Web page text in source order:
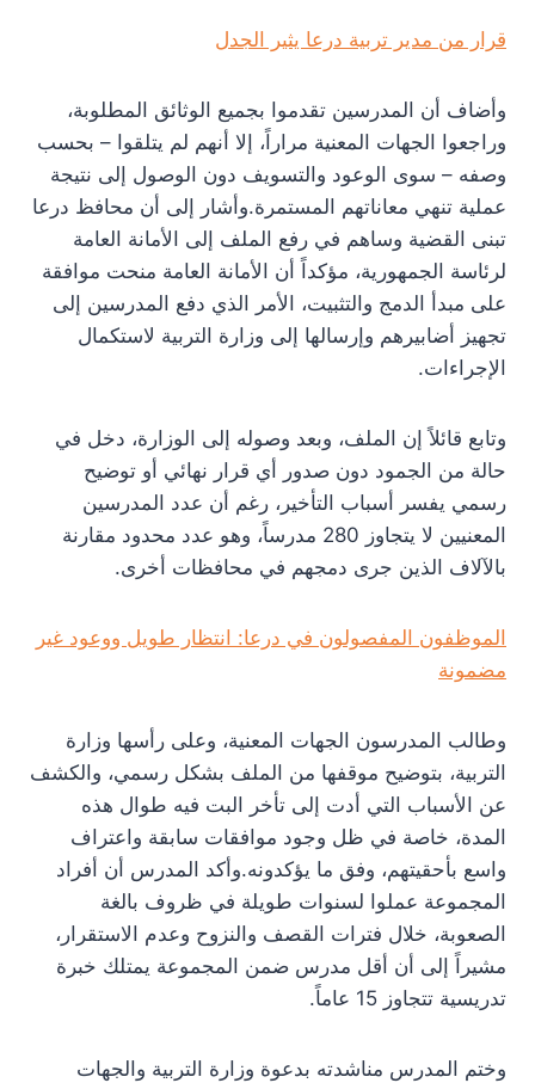
قرار من مدير تربية درعا يثير الجدل
وأضاف أن المدرسين تقدموا بجميع الوثائق المطلوبة،
وراجعوا الجهات المعنية مراراً، إلا أنهم لم يتلقوا – بحسب
وصفه – سوى الوعود والتسويف دون الوصول إلى نتيجة
عملية تنهي معاناتهم المستمرة.وأشار إلى أن محافظ درعا
تبنى القضية وساهم في رفع الملف إلى الأمانة العامة
لرئاسة الجمهورية، مؤكداً أن الأمانة العامة منحت موافقة
على مبدأ الدمج والتثبيت، الأمر الذي دفع المدرسين إلى
تجهيز أضابيرهم وإرسالها إلى وزارة التربية لاستكمال
الإجراءات.
وتابع قائلاً إن الملف، وبعد وصوله إلى الوزارة، دخل في
حالة من الجمود دون صدور أي قرار نهائي أو توضيح
رسمي يفسر أسباب التأخير، رغم أن عدد المدرسين
المعنيين لا يتجاوز 280 مدرساً، وهو عدد محدود مقارنة
بالآلاف الذين جرى دمجهم في محافظات أخرى.
الموظفون المفصولون في درعا: انتظار طويل ووعود غير
مضمونة
وطالب المدرسون الجهات المعنية، وعلى رأسها وزارة
التربية، بتوضيح موقفها من الملف بشكل رسمي، والكشف
عن الأسباب التي أدت إلى تأخر البت فيه طوال هذه
المدة، خاصة في ظل وجود موافقات سابقة واعتراف
واسع بأحقيتهم، وفق ما يؤكدونه.وأكد المدرس أن أفراد
المجموعة عملوا لسنوات طويلة في ظروف بالغة
الصعوبة، خلال فترات القصف والنزوح وعدم الاستقرار،
مشيراً إلى أن أقل مدرس ضمن المجموعة يمتلك خبرة
تدريسية تتجاوز 15 عاماً.
وختم المدرس مناشدته بدعوة وزارة التربية والجهات